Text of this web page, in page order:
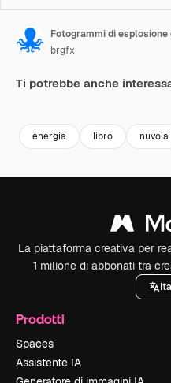
Fotogrammi di
brgfx
Ti potrebbe anche
energia libro nuvola
La piattaforma creativa per
1 milione di abbonati tra
Prodotti
Spaces
Assistente IA